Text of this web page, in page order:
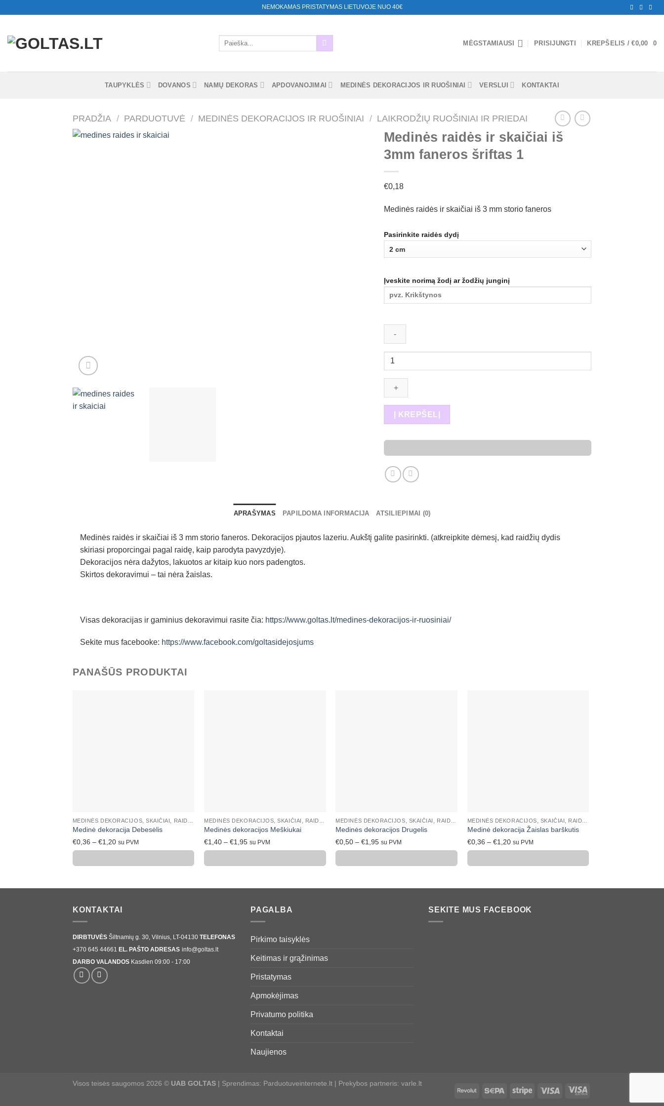
NEMOKAMAS PRISTATYMAS LIETUVOJE NUO 40€
Ieškoti:
MĖGSTAMIAUSI PRISIJUNGTI KREPŠELIS /€0,00 0
TAUPYKLĖS DOVANOS NAMŲ DEKORAS APDOVANOJIMAI MEDINĖS DEKORACIJOS IR RUOŠINIAI VERSLUI KONTAKTAI
PRADŽIA / PARDUOTUVĖ / MEDINĖS DEKORACIJOS IR RUOŠINIAI / LAIKRODŽIŲ RUOŠINIAI IR PRIEDAI
Medinės raidės ir skaičiai iš
3mm faneros šriftas 1
€0,18
Medinės raidės ir skaičiai iš 3 mm storio faneros
Pasirinkite raidės dydį
Įveskite norimą žodį ar žodžių junginį
produkto
Medinės
raidės
skaičiai
iš
šriftas
1
Į KREPŠELĮ
APRAŠYMAS PAPILDOMA INFORMACIJA ATSILIEPIMAI (0)
Medinės raidės ir skaičiai iš 3 mm storio faneros. Dekoracijos pjautos lazeriu. Aukštį galite pasirinkti. (atkreipkite dėmesį, kad raidžių dydis
skiriasi proporcingai pagal raidę, kaip parodyta pavyzdyje).
Dekoracijos nėra dažytos, lakuotos ar kitaip kuo nors padengtos.
Skirtos dekoravimui – tai nėra žaislas.
Visas dekoracijas ir gaminius dekoravimui rasite čia: https://www.goltas.lt/medines-dekoracijos-ir-ruosiniai/
Sekite mus facebooke: https://www.facebook.com/goltasidejosjums
PANAŠŪS PRODUKTAI
Medinė dekoracija Debesėlis
€0,36 – €1,20Price
range:
€1,20
su PVM
Medinės dekoracijos Meškiukai
€1,40 – €1,95Price
range:
€1,95
su PVM
Medinės dekoracijos Drugelis
€0,50 – €1,95Price
range:
€1,95
su PVM
Medinė dekoracija Žaislas barškutis
€0,36 – €1,20Price
range:
€1,20
su PVM
€1,95
KONTAKTAI
DIRBTUVĖS Šiltnamių g. 30, Vilnius, LT-04130 TELEFONAS
+370 645 44661 EL. PAŠTO ADRESAS info@goltas.lt
DARBO VALANDOS Kasdien 09:00 - 17:00
PAGALBA
Pirkimo taisyklės
Keitimas ir grąžinimas
Pristatymas
Apmokėjimas
Privatumo politika
Kontaktai
Naujienos
SEKITE MUS FACEBOOK
Visos teisės saugomos 2026 © UAB GOLTAS | Sprendimas: Parduotuveinternete.lt | Prekybos partneris: varle.lt